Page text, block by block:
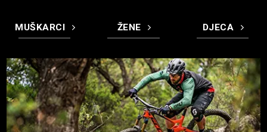
MUŠKARCI ŽENE DJECA